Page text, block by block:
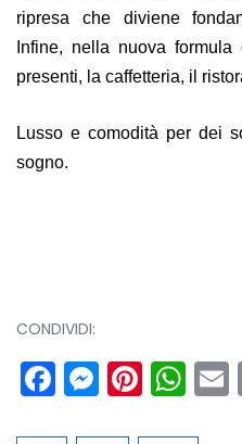
ripresa che diviene
Infine, nella nuova
presenti, la caffetteria, il
Lusso e comodità per dei
sogno.
CONDIVIDI:
Facebook